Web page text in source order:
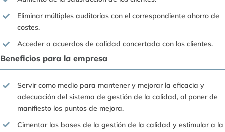
Eliminar múltiples auditorías con el correspondiente ahorro de
costes.
Acceder a acuerdos de calidad concertada con los clientes.
Beneficios para la empresa
Servir como medio para mantener y mejorar la eficacia y
adecuación del sistema de gestión de la calidad, al poner de
manifiesto los puntos de mejora.
Cimentar las bases de la gestión de la calidad y estimular a la